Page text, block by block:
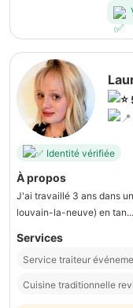
Identité vérifiée
À propos
J'ai travaillé 3 ans dans
louvain-la-neuve) en tan...
Services
Service traiteur
Cuisine traditionnelle